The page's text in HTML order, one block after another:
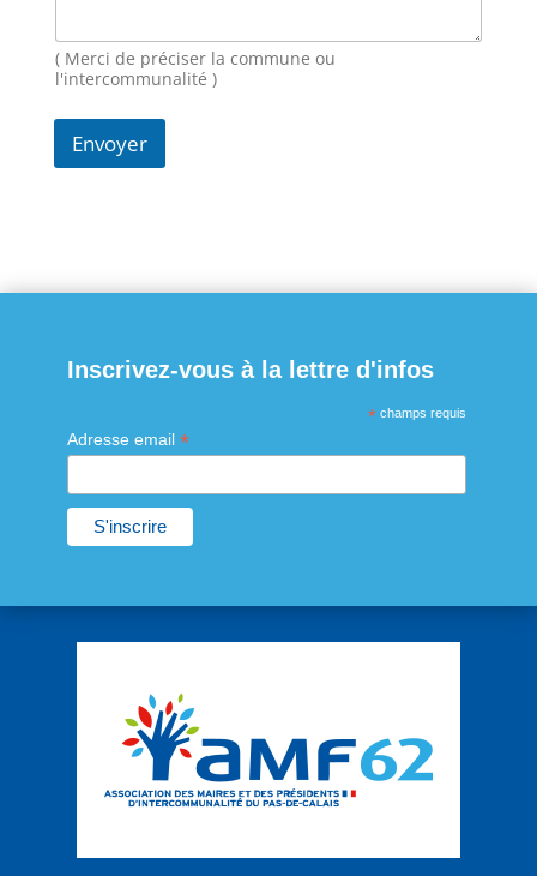
m
E
m
i
( Merci de préciser la commune ou
l'intercommunalité )
Envoyer
Inscrivez-vous à la lettre d'infos
* champs requis
Adresse email *